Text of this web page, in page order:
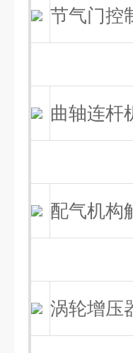
节气门控
曲轴连杆
配气机构
涡轮增压